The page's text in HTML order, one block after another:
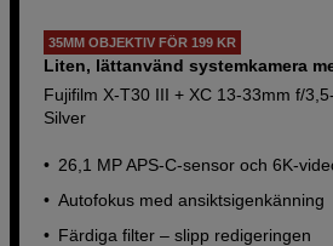
35MM OBJEKTIV FÖR 199 KR
Liten, lättanvänd systemkamera
Fujifilm X-T30 III + XC 13-33mm f/
Silver
26,1 MP APS-C-sensor och 6K-
Autofokus med ansiktsigenkänning
Färdiga filter – slipp redigeringen